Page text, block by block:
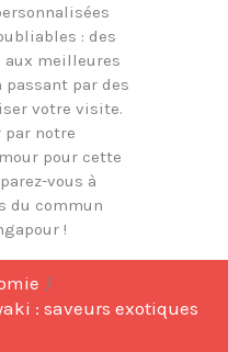
: des
meilleures
passant par des
votre visite.
par notre
pour cette
vous à
du commun
!
: saveurs exotiques